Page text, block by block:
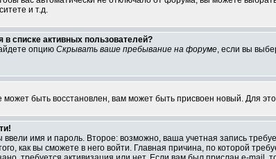
и т.д.
в списке активных пользователей?
опцию Скрывать ваше пребывание на форуме, если вы
быть восстановлен, вам может быть присвоен новый. Для
ввели имя и пароль. Второе: возможно, ваша учетная запись
как вы сможете в него войти. Главная причина, по которой